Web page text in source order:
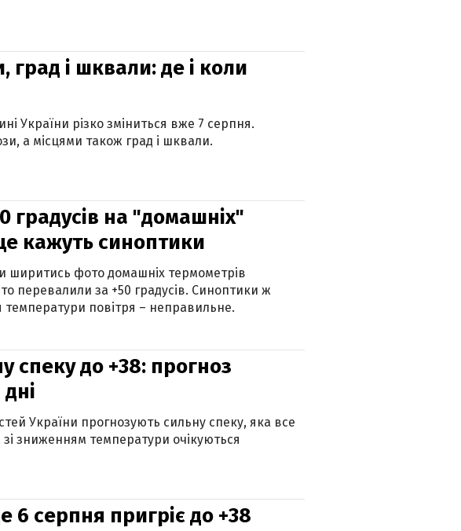
град і шквали: де і коли
України різко зміниться вже 7 серпня.
а місцями також град і шквали.
градусів на "домашніх"
кажуть синоптики
ширитись фото домашніх термометрів
перевалили за +50 градусів. Синоптики ж
повітря – неправильне.
спеку до +38: прогноз
України прогнозують сильну спеку, яка все
зниженням температури очікуються
6 серпня пригріє до +38